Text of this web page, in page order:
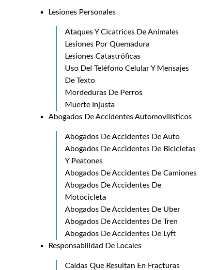
Lesiones Personales
Ataques Y Cicatrices De Animales
Lesiones Por Quemadura
Lesiones Catastróficas
Uso Del Teléfono Celular Y Mensajes
De Texto
Mordeduras De Perros
Muerte Injusta
Abogados De Accidentes Automovilí­sticos
Abogados De Accidentes De Auto
Abogados De Accidentes De Bicicletas
Y Peatones
Abogados De Accidentes De Camiones
Abogados De Accidentes De
Motocicleta
Abogados De Accidentes De Uber
Abogados De Accidentes De Tren
Abogados De Accidentes De Lyft
Responsabilidad De Locales
Caí­das Que Resultan En Fracturas